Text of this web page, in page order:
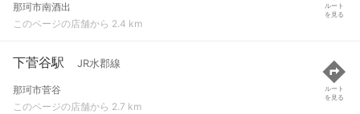
那珂市南酒出
このページの店舗から 2.4 km
ルート
を見る
下菅谷駅 JR水郡線
那珂市菅谷
このページの店舗から 2.7 km
ルート
を見る